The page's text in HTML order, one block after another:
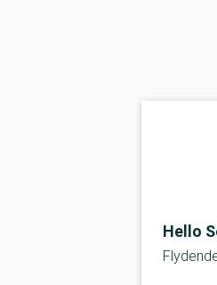
Hello